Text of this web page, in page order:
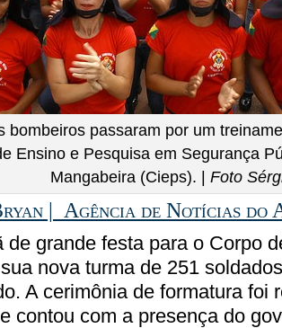
bombeiros passaram por um
Ensino e Pesquisa em Segurança
Mangabeira (Cieps). |Foto
| Agência de Notícias do
de grande festa para o Corpo
nova turma de 251
A cerimônia de formatura foi
contou com a presença do